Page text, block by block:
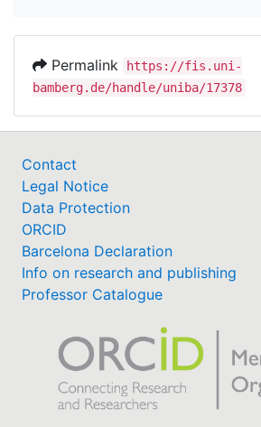
Permalink
https://fis.uni-
bamberg.de/handle/uniba/17378
Contact
Legal Notice
Data Protection
ORCID
Barcelona Declaration
Info on research and publishing
Professor Catalogue